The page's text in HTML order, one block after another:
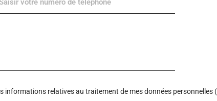
informations relatives au traitement de mes données personnelles